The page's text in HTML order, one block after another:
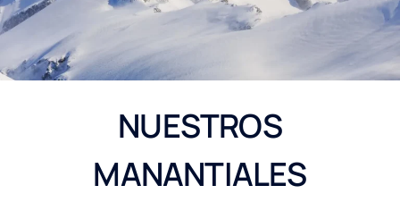
NUESTROS
MANANTIALES